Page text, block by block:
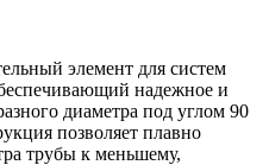
элемент для систем
надежное и
диаметра под углом 90
позволяет плавно
трубы к меньшему,